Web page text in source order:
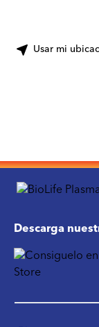
Usar mi
Descarga